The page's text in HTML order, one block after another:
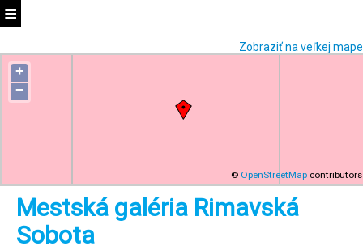
Zobraziť na veľkej mape
+
−
© OpenStreetMap contributors
Mestská galéria Rimavská
Sobota